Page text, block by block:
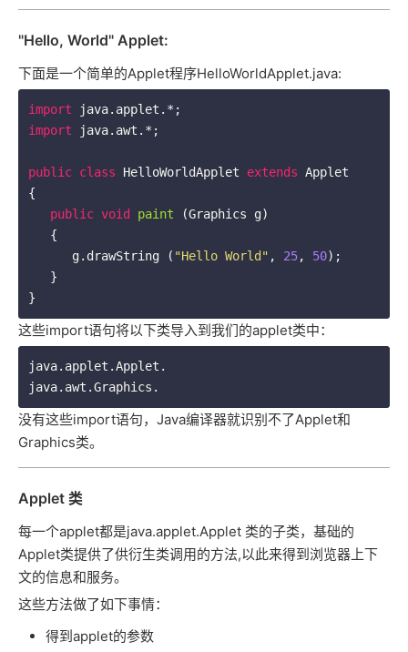
"Hello, World" Applet:
下面是一个简单的Applet程序HelloWorldApplet.java:
import
import java.awt.*;
public class HelloWorldApplet extends Applet
{
public void paint
(Graphics g)
{
      g.drawString (
"Hello World" , 25, 50);
这些import语句将以下类导入到我们的applet类中：
java.applet.Applet.
没有这些import语句，Java编译器就识别不了Applet和
Graphics类。
Applet 类
每一个applet都是java.applet.Applet 类的子类，基础的
Applet类提供了供衍生类调用的方法,以此来得到浏览器上下
文的信息和服务。
这些方法做了如下事情：
得到applet的参数